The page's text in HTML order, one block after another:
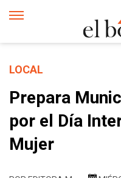
LOCAL
Prepara
por el Día
Mujer